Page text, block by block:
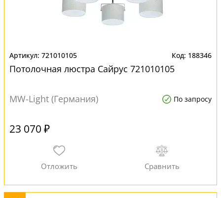
721010105 188346
Потолочная люстра Сайрус 721010105
MW-Light (Германия) По запросу
23 070 ₽